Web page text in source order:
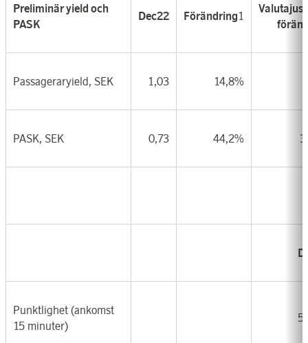
Preliminär yield och
PASK
Dec22 Förändring1
Passageraryield, SEK 1,03 14,8%
PASK, SEK 0,73 44,2%
Punktlighet (ankomst
15 minuter)